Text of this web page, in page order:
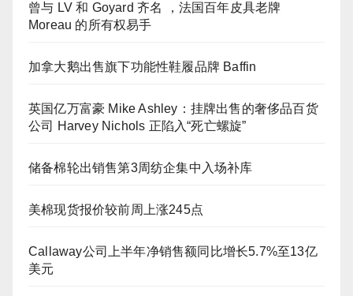
曾与 LV 和 Goyard 齐名 ，法国百年皮具老牌
Moreau 的所有权易手
加拿大鹅出售旗下功能性鞋履品牌 Baffin
英国亿万富豪 Mike Ashley：挂牌出售的奢侈品百货
公司 Harvey Nichols 正陷入“死亡螺旋”
储备棉轮出销售第3周纺企集中入场补库
美棉现货报价较前周上涨245点
Callaway公司上半年净销售额同比增长5.7%至13亿
美元